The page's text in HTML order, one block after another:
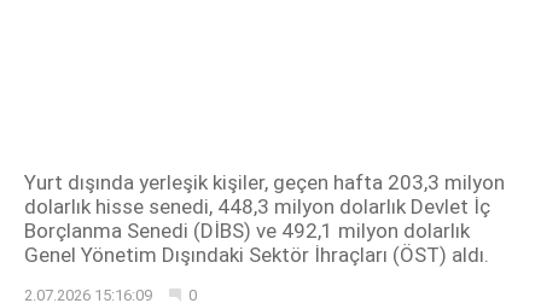
Yurt dışında yerleşik kişiler, geçen hafta 203,3 milyon
dolarlık hisse senedi, 448,3 milyon dolarlık Devlet İç
Borçlanma Senedi (DİBS) ve 492,1 milyon dolarlık
Genel Yönetim Dışındaki Sektör İhraçları (ÖST) aldı.
2.07.2026 15:16:09 0